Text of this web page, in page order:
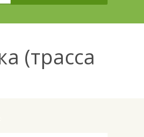
(трасса